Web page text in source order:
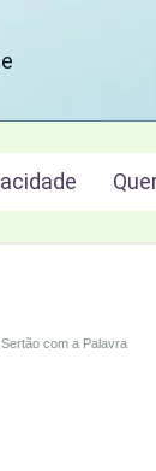
com a Palavra